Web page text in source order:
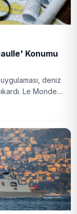
Konumu
deniz
Le Monde
sınırına